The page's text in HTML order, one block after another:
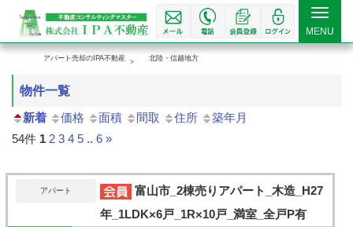
Toggle
MENU
アパート売却のIPA不動産 北陸・信越地方
物件一覧
新着
価格 面積 間取 住所
築年月
54件 1 2 3 4 5 .. 6 »
アパート
富山市_2棟売りアパート_木造_H27
年_1LDK×6戸_1R×10戸_満室_全戸P有